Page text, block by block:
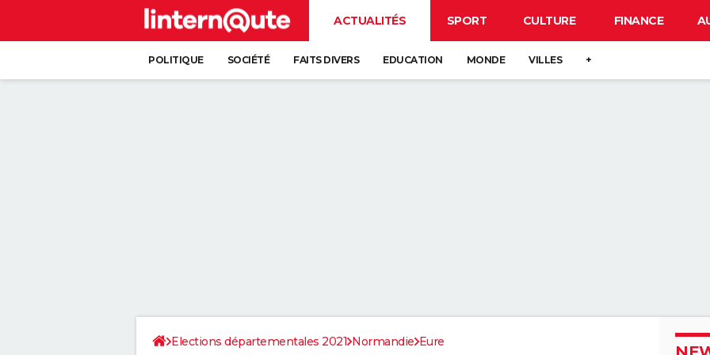
ACTUALITÉS SPORT CULTURE FINANCE
POLITIQUE SOCIÉTÉ FAITS DIVERS EDUCATION MONDE VILLES +
Elections départementales 2021 Normandie Eure